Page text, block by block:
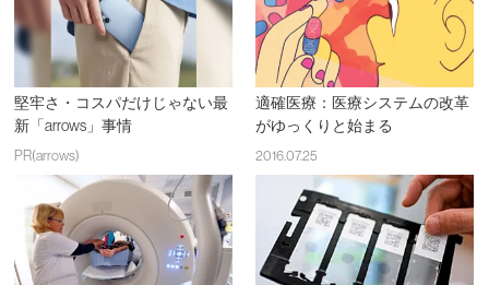
堅牢さ・コスパだけじゃない最
新「arrows」事情
PR(arrows)
適確医療：医療システムの改革
がゆっくりと始まる
2016.07.25